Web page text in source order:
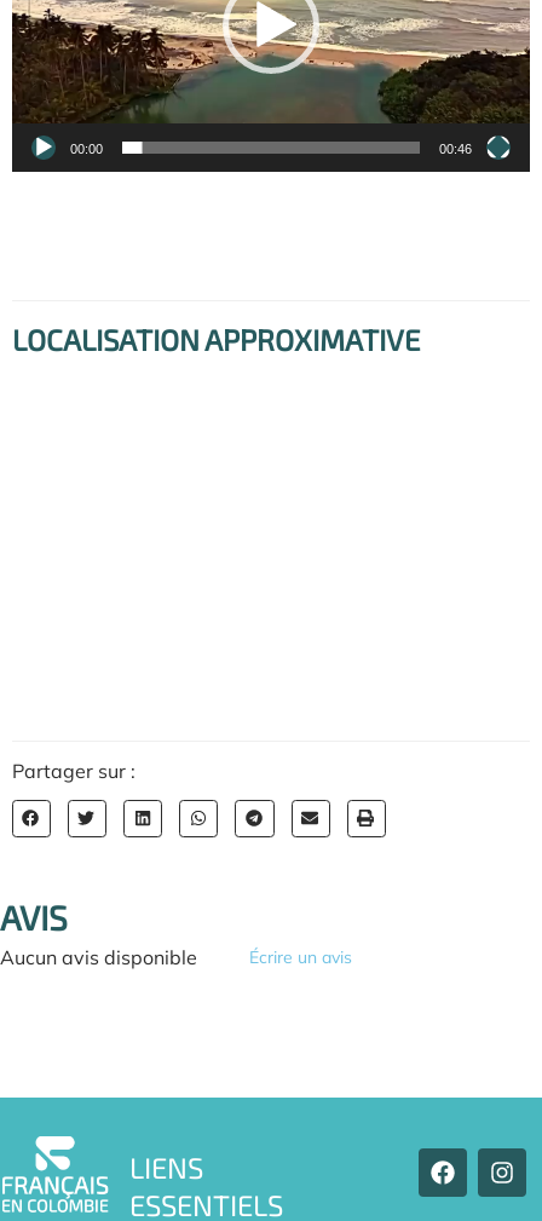
00:00 00:46
LOCALISATION APPROXIMATIVE
Partager sur :
AVIS
Aucun avis disponible Écrire un avis
LIENS
ESSENTIELS
F
a
I
n